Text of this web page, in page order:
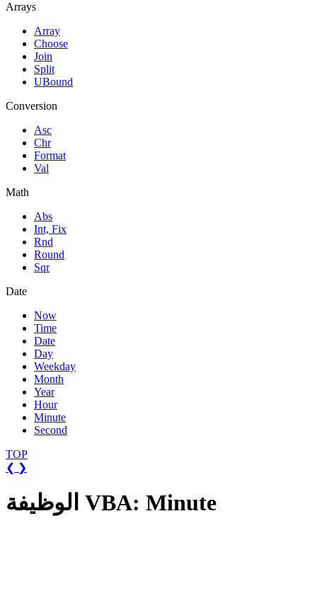
Arrays
Array
Choose
Join
Split
UBound
Conversion
Asc
Chr
Format
Val
Math
Abs
Int, Fix
Rnd
Round
Sqr
Date
Now
Time
Date
Day
Weekday
Month
Year
Hour
Minute
Second
TOP
❮ ❯
الوظيفة VBA: Minute